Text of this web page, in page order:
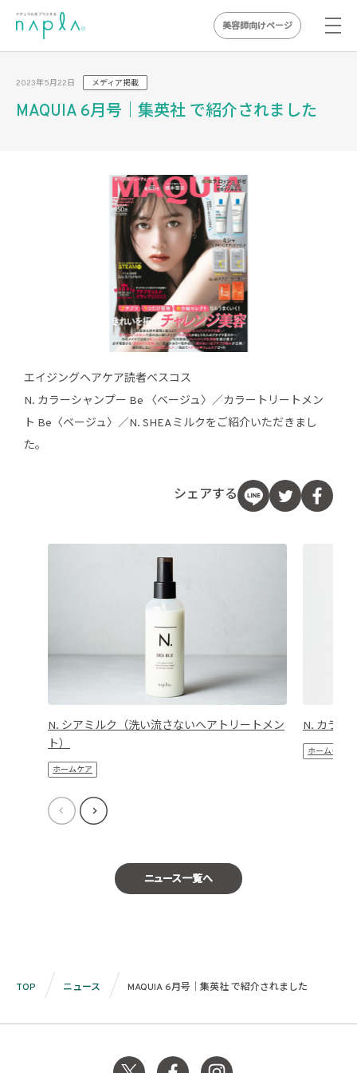
content
美容師向けページ
2023年5月22日 メディア掲載
MAQUIA 6月号｜集英社 で紹介されました
エイジングヘアケア読者ベスコス
N. カラーシャンプー Be 〈ベージュ〉／カラートリートメン
ト Be〈ベージュ〉／N. SHEAミルクをご紹介いただきまし
た。
シェアする
N. シアミルク（洗い流さないヘアトリートメン
ト）
ホームケア
N. カラー
ホームケア
ニュース一覧へ
TOP ニュース MAQUIA 6月号｜集英社 で紹介されました